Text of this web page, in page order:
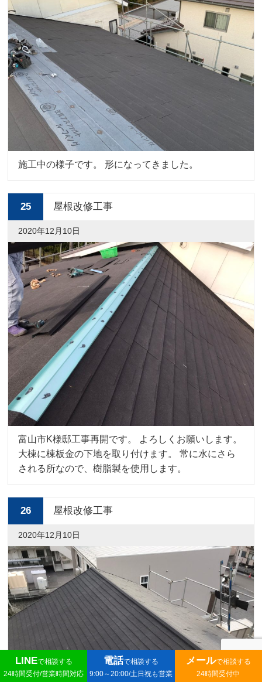
施工中の様子です。 形になってきました。
25 屋根改修工事
2020年12月10日
富山市K様邸工事再開です。 よろしくお願いします。
大棟に棟板金の下地を取り付けます。 常に水にさら
される所なので、樹脂製を使用します。
26 屋根改修工事
2020年12月10日
LINEで相談する
24時間受付/営業時間対応
電話で相談する
9:00～20:00/土日祝も営業
メールで相談する
24時間受付中